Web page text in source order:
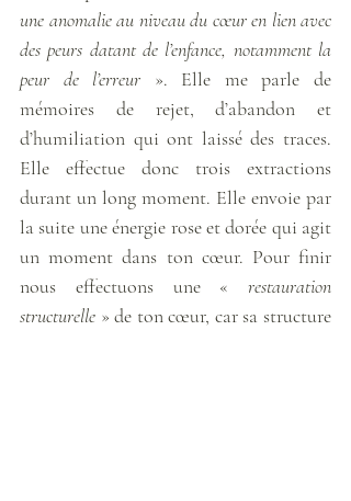
une anomalie au niveau du cœur en lien avec
des peurs datant de l’enfance, notamment la
peur de l’erreur ». Elle me parle de
mémoires de rejet, d’abandon et
d’humiliation qui ont laissé des traces.
Elle effectue donc trois extractions
durant un long moment. Elle envoie par
la suite une énergie rose et dorée qui agit
un moment dans ton cœur. Pour finir
nous effectuons une « restauration
structurelle » de ton cœur, car sa structure